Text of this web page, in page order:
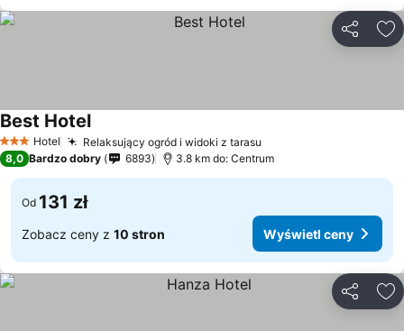
3 Kategoria
Hotel Relaksujący ogród i widoki z tarasu
Best Hotel
8,0 Bardzo dobry 6893 3.8 km do: Centrum
Od 131 zł
Zobacz ceny z 10 stron Wyświetl ceny